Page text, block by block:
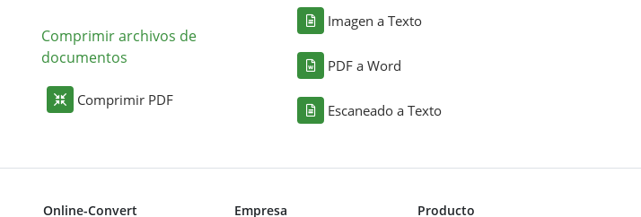
Comprimir archivos de
documentos
Comprimir PDF
Imagen a Texto
PDF a Word
Escaneado a Texto
Online-Convert Empresa Producto